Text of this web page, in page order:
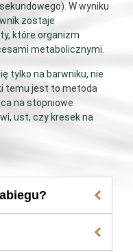
W wyniku
zostaje
które organizm
metabolicznymi.
tylko na barwniku, nie
temu jest to metoda
na stopniowe
ust, czy kresek na